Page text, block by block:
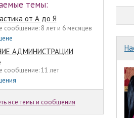
темы:
от А до Я
сообщение: 8 лет и 6 месяцев
АДМИНИСТРАЦИИ
сообщение: 11 лет
все темы и сообщения